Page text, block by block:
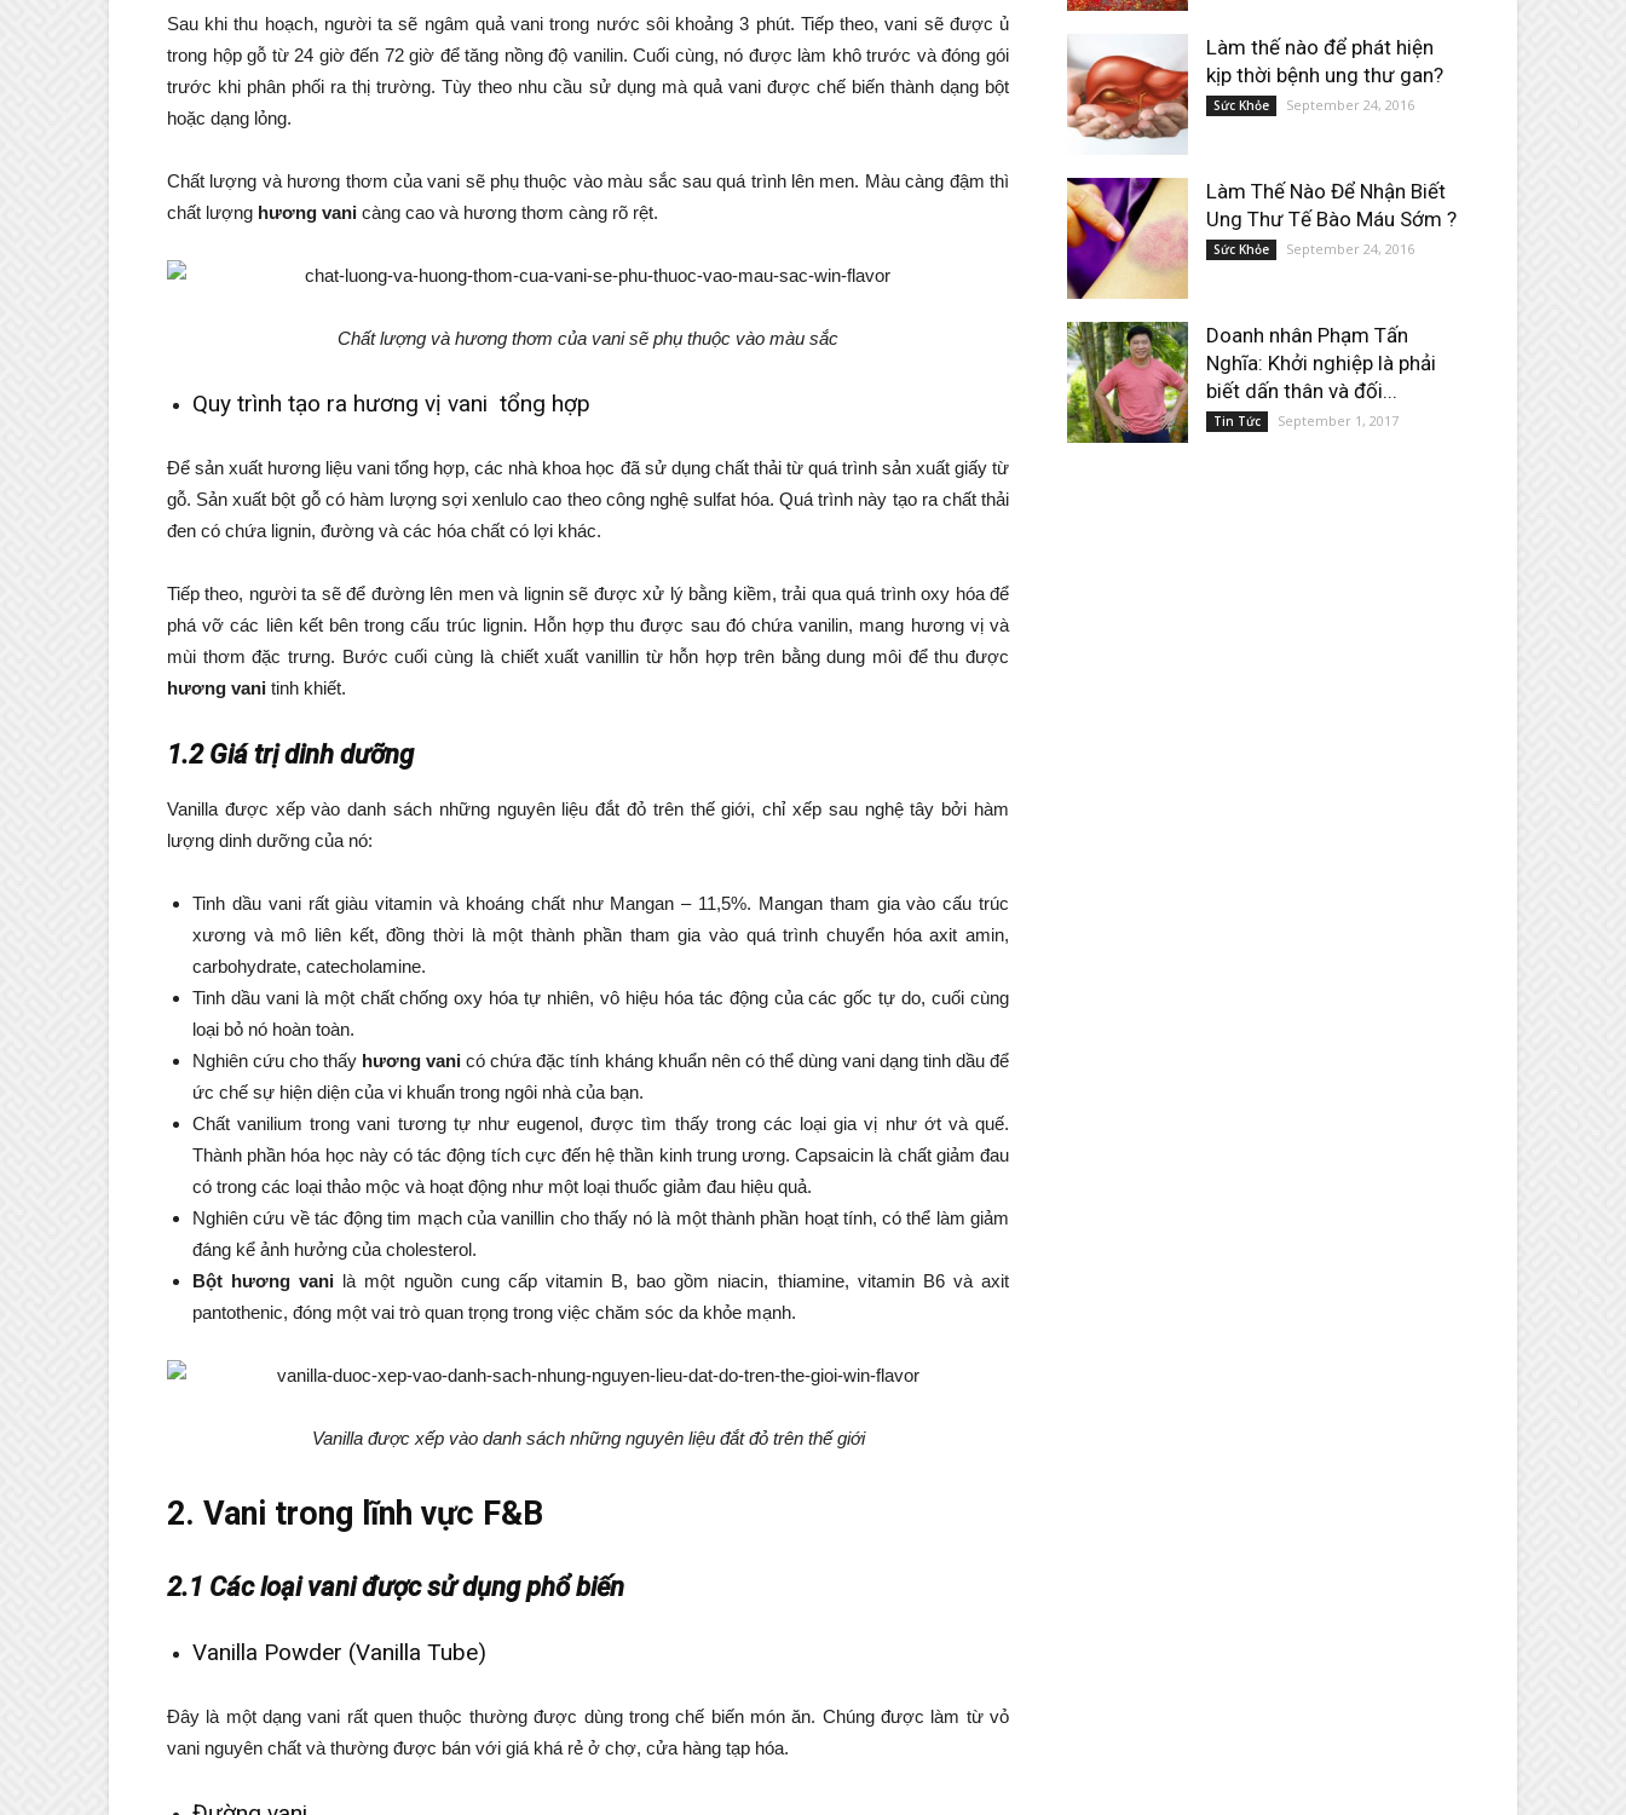
Sau khi thu hoạch, người ta sẽ ngâm quả vani trong nước sôi khoảng 3 phút. Tiếp theo, vani sẽ được ủ
trong hộp gỗ từ 24 giờ đến 72 giờ để tăng nồng độ vanilin. Cuối cùng, nó được làm khô trước và đóng gói
trước khi phân phối ra thị trường. Tùy theo nhu cầu sử dụng mà quả vani được chế biến thành dạng bột
hoặc dạng lỏng.
Chất lượng và hương thơm của vani sẽ phụ thuộc vào màu sắc sau quá trình lên men. Màu càng đậm thì
chất lượng hương vani càng cao và hương thơm càng rõ rệt.
Chất lượng và hương thơm của vani sẽ phụ thuộc vào màu sắc
Quy trình tạo ra hương vị vani tổng hợp
Để sản xuất hương liệu vani tổng hợp, các nhà khoa học đã sử dụng chất thải từ quá trình sản xuất giấy từ
gỗ. Sản xuất bột gỗ có hàm lượng sợi xenlulo cao theo công nghệ sulfat hóa. Quá trình này tạo ra chất thải
đen có chứa lignin, đường và các hóa chất có lợi khác.
Tiếp theo, người ta sẽ để đường lên men và lignin sẽ được xử lý bằng kiềm, trải qua quá trình oxy hóa để
phá vỡ các liên kết bên trong cấu trúc lignin. Hỗn hợp thu được sau đó chứa vanilin, mang hương vị và
mùi thơm đặc trưng. Bước cuối cùng là chiết xuất vanillin từ hỗn hợp trên bằng dung môi để thu được
hương vani tinh khiết.
1.2 Giá trị dinh dưỡng
Vanilla được xếp vào danh sách những nguyên liệu đắt đỏ trên thế giới, chỉ xếp sau nghệ tây bởi hàm
lượng dinh dưỡng của nó:
Tinh dầu vani rất giàu vitamin và khoáng chất như Mangan – 11,5%. Mangan tham gia vào cấu trúc
xương và mô liên kết, đồng thời là một thành phần tham gia vào quá trình chuyển hóa axit amin,
carbohydrate, catecholamine.
Tinh dầu vani là một chất chống oxy hóa tự nhiên, vô hiệu hóa tác động của các gốc tự do, cuối cùng
loại bỏ nó hoàn toàn.
Nghiên cứu cho thấy hương vani có chứa đặc tính kháng khuẩn nên có thể dùng vani dạng tinh dầu để
ức chế sự hiện diện của vi khuẩn trong ngôi nhà của bạn.
Chất vanilium trong vani tương tự như eugenol, được tìm thấy trong các loại gia vị như ớt và quế.
Thành phần hóa học này có tác động tích cực đến hệ thần kinh trung ương. Capsaicin là chất giảm đau
có trong các loại thảo mộc và hoạt động như một loại thuốc giảm đau hiệu quả.
Nghiên cứu về tác động tim mạch của vanillin cho thấy nó là một thành phần hoạt tính, có thể làm giảm
đáng kể ảnh hưởng của cholesterol.
Bột hương vani là một nguồn cung cấp vitamin B, bao gồm niacin, thiamine, vitamin B6 và axit
pantothenic, đóng một vai trò quan trọng trong việc chăm sóc da khỏe mạnh.
Vanilla được xếp vào danh sách những nguyên liệu đắt đỏ trên thế giới
2. Vani trong lĩnh vực F&B
2.1 Các loại vani được sử dụng phổ biến
Vanilla Powder (Vanilla Tube)
Đây là một dạng vani rất quen thuộc thường được dùng trong chế biến món ăn. Chúng được làm từ vỏ
vani nguyên chất và thường được bán với giá khá rẻ ở chợ, cửa hàng tạp hóa.
Làm thế nào để phát hiện
kịp thời bệnh ung thư gan?
Sức Khỏe September 24, 2016
Làm Thế Nào Để Nhận Biết
Ung Thư Tế Bào Máu Sớm ?
Sức Khỏe September 24, 2016
Doanh nhân Phạm Tấn
Nghĩa: Khởi nghiệp là phải
biết dấn thân và đối...
Tin Tức September 1, 2017